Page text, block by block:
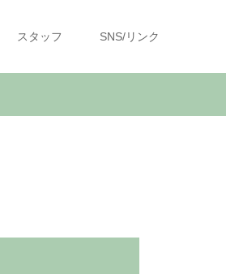
スタッフ SNS/リンク